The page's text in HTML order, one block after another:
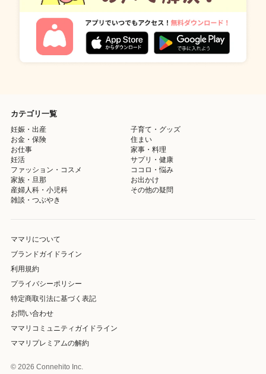
カテゴリ一覧
妊娠・出産
子育て・グッズ
お金・保険
住まい
お仕事
家事・料理
妊活
サプリ・健康
ファッション・コスメ
ココロ・悩み
家族・旦那
お出かけ
産婦人科・小児科
その他の疑問
雑談・つぶやき
ママリについて
ブランドガイドライン
利用規約
プライバシーポリシー
特定商取引法に基づく表記
お問い合わせ
ママリコミュニティガイドライン
ママリプレミアムの解約
© 2026 Connehito Inc.